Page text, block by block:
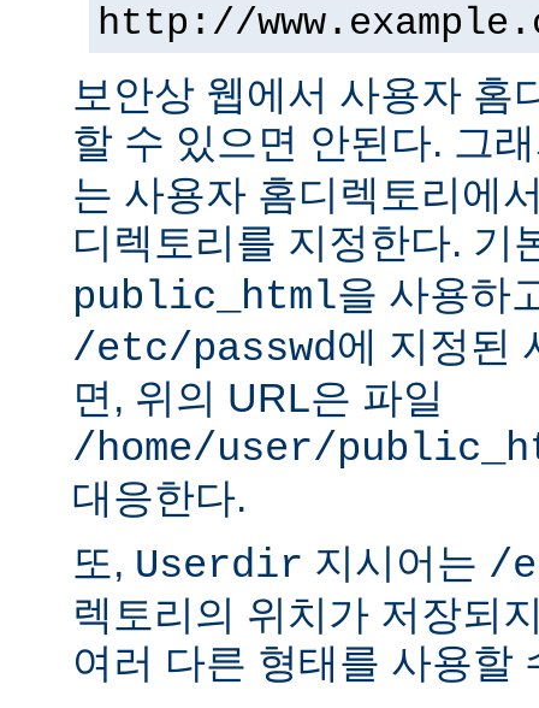
http://
보안상 웹에서 사용자 홈
할 수 있으면 안된다. 그
는 사용자 홈디렉토리에
디렉토리를 지정한다. 기
public_html을 사용하
/etc/passwd에 지정된
면, 위의 URL은 파일
/home/user/
대응한다.
또, Userdir 지시어는 /
렉토리의 위치가 저장되
여러 다른 형태를 사용할